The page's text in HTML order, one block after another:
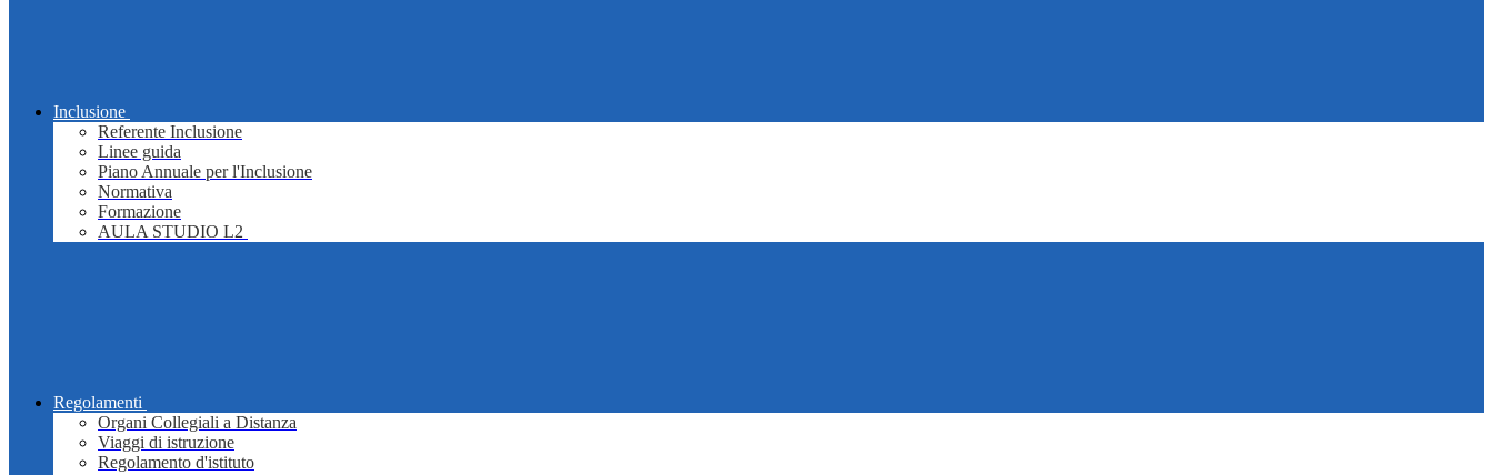
Inclusione
Referente Inclusione
Linee guida
Piano Annuale per l'Inclusione
Normativa
Formazione
AULA STUDIO L2
Regolamenti
Organi Collegiali a Distanza
Viaggi di istruzione
Regolamento d'istituto